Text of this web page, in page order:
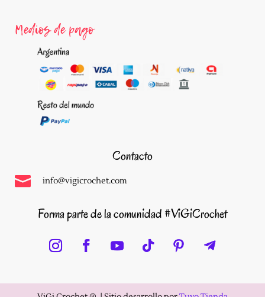
Medios de pago
Contacto
 info@vigicrochet.com
Forma parte de la comunidad #ViGiCrochet